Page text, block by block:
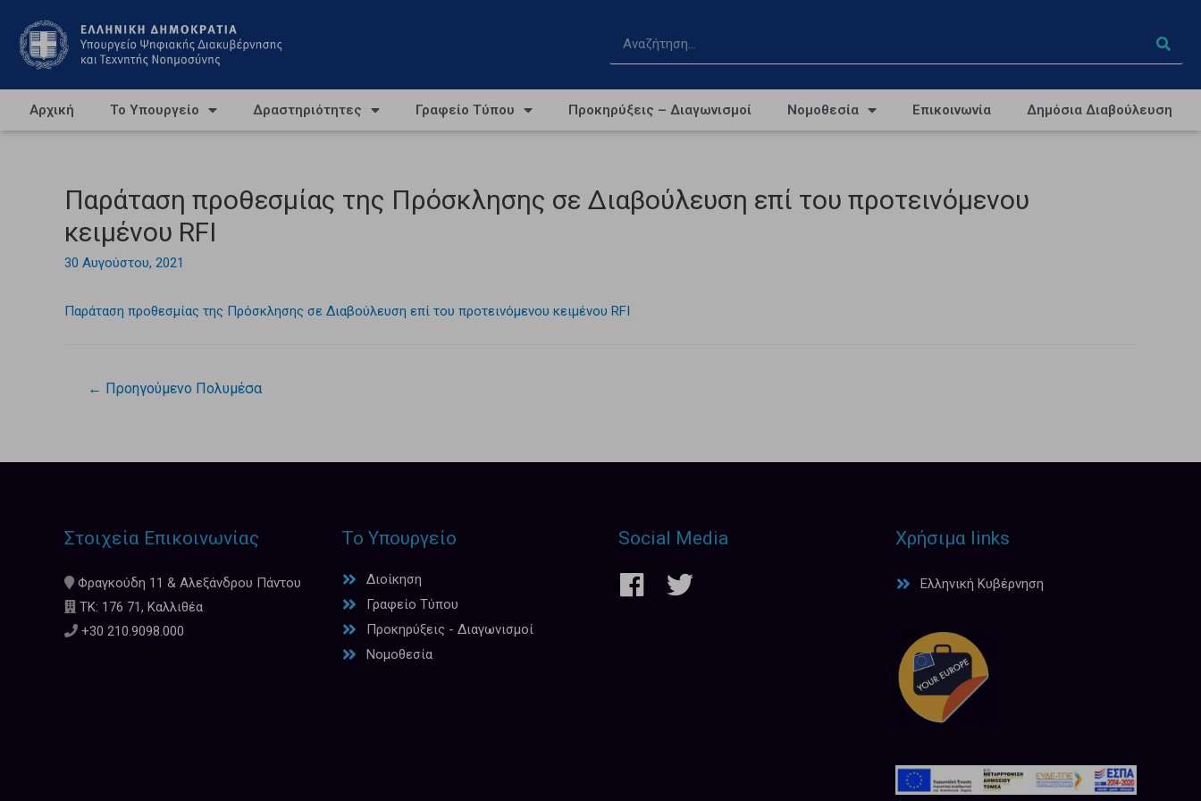
Αρχική Το Υπουργείο Δραστηριότητες Γραφείο Τύπου Προκηρύξεις – Διαγωνισμοί Νομοθεσία Επικοινωνία Δημόσια Διαβούλευση
Παράταση προθεσμίας της Πρόσκλησης σε Διαβούλευση επί του προτεινόμενου
κειμένου RFI
30 Αυγούστου, 2021
Παράταση προθεσμίας της Πρόσκλησης σε Διαβούλευση επί του προτεινόμενου κειμένου RFI
← Προηγούμενο Πολυμέσα
Στοιχεία Επικοινωνίας
Φραγκούδη 11 & Αλεξάνδρου Πάντου
ΤΚ: 176 71, Καλλιθέα
+30 210.9098.000
Το Υπουργείο
Διοίκηση
Γραφείο Τύπου
Προκηρύξεις - Διαγωνισμοί
Νομοθεσία
Social Media Χρήσιμα links
Ελληνική Κυβέρνηση